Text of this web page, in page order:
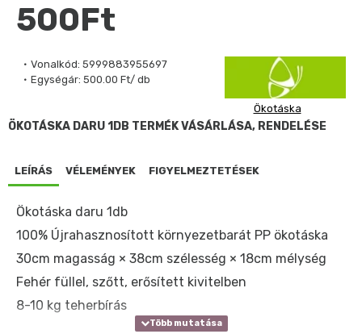
Vonalkód: 5999883955697
Egységár: 500.00 Ft/ db
Ökotáska
500Ft
ÖKOTÁSKA DARU 1DB TERMÉK VÁSÁRLÁSA, RENDELÉSE
LEÍRÁS VÉLEMÉNYEK FIGYELMEZTETÉSEK
Ökotáska daru 1db
100% Újrahasznosított környezetbarát PP ökotáska
30cm magasság × 38cm szélesség × 18cm mélység
Fehér füllel, szőtt, erősített kivitelben
8-10 kg teherbírás